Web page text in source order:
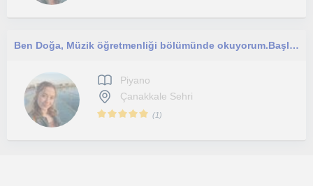
Ben Doğa, Müzik öğretmenliği bölümünde okuyorum.Başlangıç ve orta düzeyde yetişkinlere veya çocuklara özel ders veriyorum.
Piyano
Çanakkale Sehri
(1)